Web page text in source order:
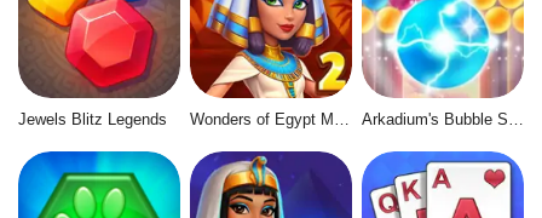
Jewels Blitz Legends Wonders of Egypt Match 2 Arkadium's Bubble Shooter